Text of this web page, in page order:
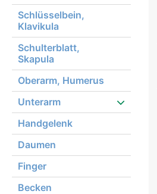
Schlüsselbein,
Klavikula
Schulterblatt,
Skapula
Oberarm, Humerus
Unterarm
Handgelenk
Daumen
Finger
Becken